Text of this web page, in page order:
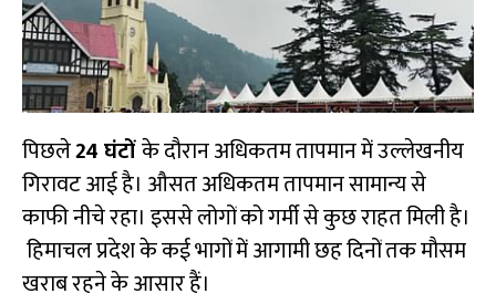
पिछले24 घंटोंके दौरान अधिकतम तापमान में उल्लेखनीय
गिरावट आई है। औसत अधिकतम तापमान सामान्य से
काफी नीचे रहा। इससे लोगों को गर्मी से कुछ राहत मिली है।
हिमाचल प्रदेश के कई भागों में आगामी छह दिनों तक मौसम
खराब रहने के आसार हैं।